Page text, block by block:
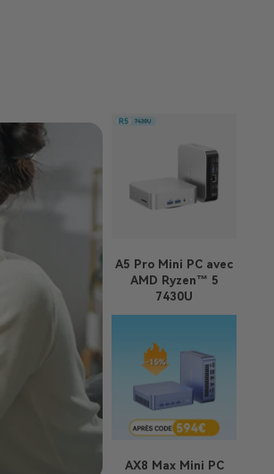
A5 Pro Mini PC avec
AMD Ryzen™ 5
7430U
AX8 MaxMini PC